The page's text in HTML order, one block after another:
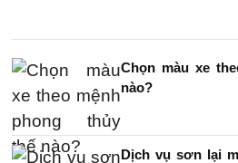
Chọn màu xe
nào?
Dịch vụ sơn lại